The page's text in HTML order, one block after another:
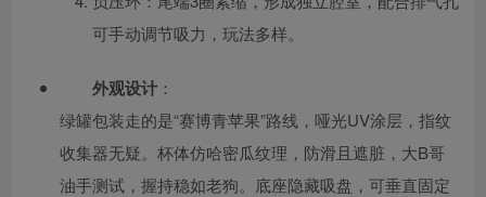
可手动调节吸力，玩法多样。
外观设计 ：
绿罐包装走的是“赛博青苹果”路线，哑光UV涂层，指纹
收集器无疑。杯体仿哈密瓜纹理，防滑且遮脏，大B哥
油手测试，握持稳如老狗。底座隐藏吸盘，可垂直固定